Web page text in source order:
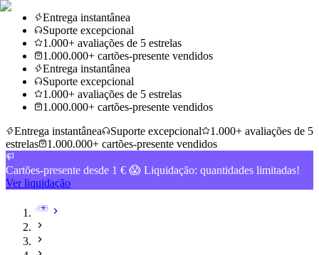
Entrega instantânea
Suporte excepcional
1.000+ avaliações de 5 estrelas
1.000.000+ cartões-presente vendidos
Entrega instantânea
Suporte excepcional
1.000+ avaliações de 5 estrelas
1.000.000+ cartões-presente vendidos
Entrega instantânea
Suporte excepcional
1.000+ avaliações de 5
estrelas
1.000.000+ cartões-presente vendidos
Cartões-presente desde 1 € 😱 Liquidação: quantidades limitadas!
Ver liquidação